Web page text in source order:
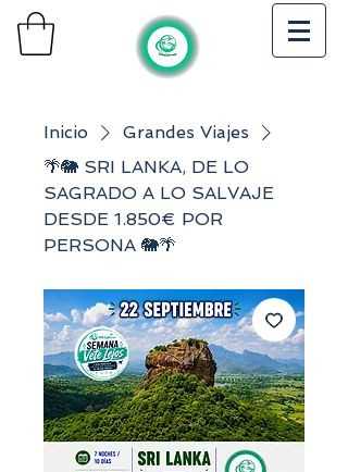
Inicio
Grandes Viajes
🌴🐘 SRI LANKA, DE LO
SAGRADO A LO SALVAJE
DESDE 1.850€ POR
PERSONA 🐘🌴